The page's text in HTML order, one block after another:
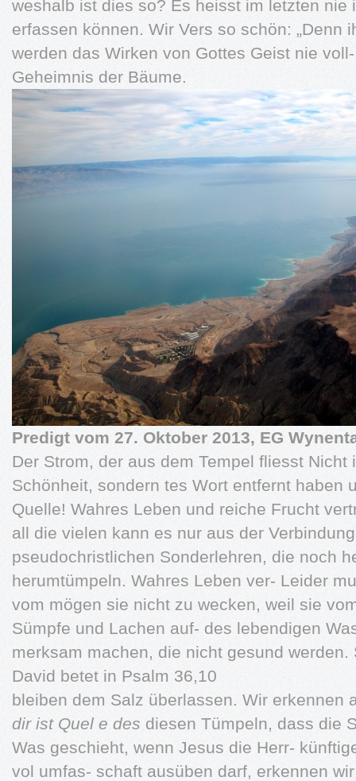
weshalb ist dies so? Es heisst im letzten nie
erfassen können. Wir Vers so schön: „Denn
werden das Wirken von Gottes Geist nie
Geheimnis der Bäume.
Predigt vom 27. Oktober 2013, EG
Der Strom, der aus dem Tempel fliesst Nicht
Schönheit, sondern tes Wort entfernt haben
Quelle! Wahres Leben und reiche Frucht
all die vielen kann es nur aus der
pseudochristlichen Sonderlehren, die noch
herumtümpeln. Wahres Leben ver- Leider
vom mögen sie nicht zu wecken, weil sie
Sümpfe und Lachen auf- des lebendigen
merksam machen, die nicht gesund
David betet in Psalm 36,10
bleiben dem Salz überlassen. Wir erkennen
dir ist Quel e des diesen Tümpeln, dass die
Was geschieht, wenn Jesus die Herr-
vol umfas- schaft ausüben darf, erkennen